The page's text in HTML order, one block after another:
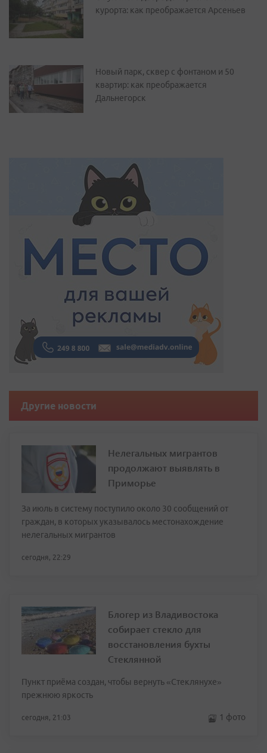
курорта: как преображается Арсеньев
Новый парк, сквер с фонтаном и 50
квартир: как преображается
Дальнегорск
Другие новости
Нелегальных мигрантов
продолжают выявлять в
Приморье
За июль в систему поступило около 30 сообщений от
граждан, в которых указывалось местонахождение
нелегальных мигрантов
сегодня, 22:29
Блогер из Владивостока
собирает стекло для
восстановления бухты
Стеклянной
Пункт приёма создан, чтобы вернуть «Стеклянухе»
прежнюю яркость
сегодня, 21:03 1 фото